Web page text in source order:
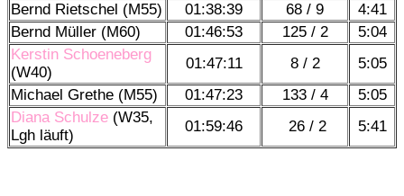
Bernd Rietschel (M55)
01:38:39 68 / 9
4:41
Bernd Müller (M60)
01:46:53 125 / 2
5:04
Kerstin Schoeneberg
(W40)
01:47:11 8 / 2
5:05
Michael Grethe (M55)
01:47:23 133 / 4
5:05
Diana Schulze (W35,
Lgh läuft)
01:59:46 26 / 2 5:41